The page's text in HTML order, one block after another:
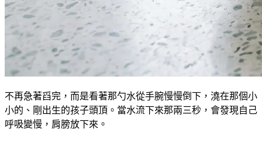
不再急著舀完，而是看著那勺水從手腕慢慢倒下，澆在那個小
小的、剛出生的孩子頭頂。當水流下來那兩三秒，會發現自己
呼吸變慢，肩膀放下來。